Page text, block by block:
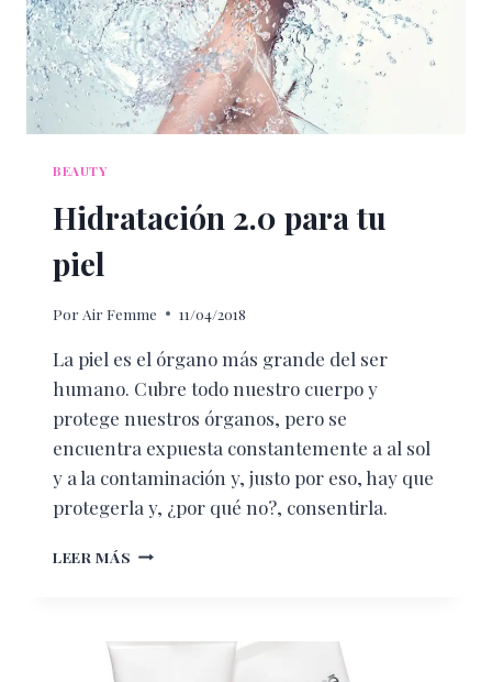
BEAUTY
Hidratación 2.0 para tu
piel
Por Air Femme 11/04/2018
La piel es el órgano más grande del ser
humano. Cubre todo nuestro cuerpo y
protege nuestros órganos, pero se
encuentra expuesta constantemente a al sol
y a la contaminación y, justo por eso, hay que
protegerla y, ¿por qué no?, consentirla.
LEER MÁS HIDRATACIÓN
PIEL